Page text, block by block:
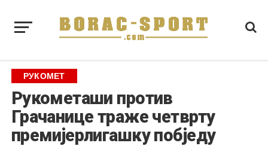
РУКОМЕТ
Рукометаши против
Грачанице траже четврту
премијерлигашку побједу